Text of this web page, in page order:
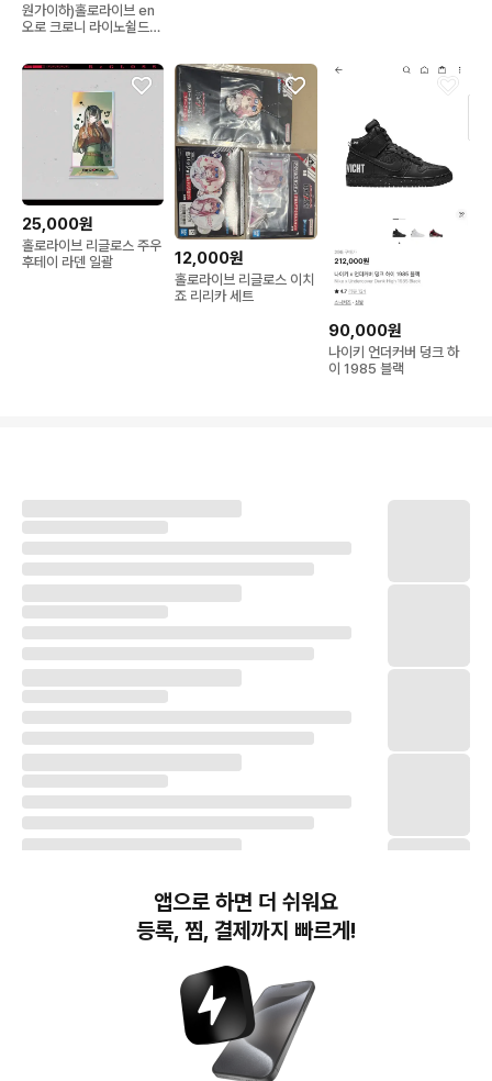
원가이하)홀로라이브 en
오로 크로니 라이노쉴드
25,000원
홀로라이브 리글로스 주우
후테이 라덴 일괄
12,000원
홀로라이브 리글로스 이치
죠 리리카 세트
90,000원
나이키 언더커버 덩크 하
이 1985 블랙
번개장터(주) 사업자정보, 이용약관 및 기타 법적고지
번개장터㈜는 통신판매중개자이며, 통신판매의 당사자가 아닙니다. 전자상거래 등에서의
소비자보호에 관한 법률 등 관련 법령 및 번개장터㈜의 약관에 따라 상품, 상품정보, 거래에 관한 책임은
앱으로 하면 더 쉬워요
등록, 찜, 결제까지 빠르게!